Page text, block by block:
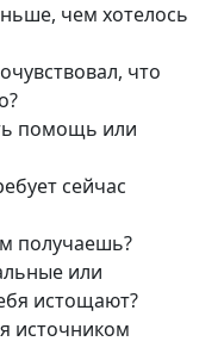
чем хотелось
что
помощь или
сейчас
получаешь?
или
истощают?
источником